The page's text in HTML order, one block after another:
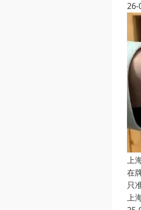
26-
上
在
只
上